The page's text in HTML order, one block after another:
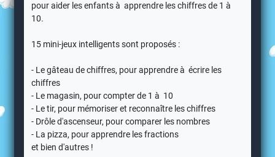
pour aider les enfants à apprendre les chiffres de 1 à
10.
15 mini-jeux intelligents sont proposés :
- Le gâteau de chiffres, pour apprendre à écrire les
chiffres
- Le magasin, pour compter de 1 à 10
- Le tir, pour mémoriser et reconnaître les chiffres
- Drôle d'ascenseur, pour comparer les nombres
- La pizza, pour apprendre les fractions
et bien d'autres !